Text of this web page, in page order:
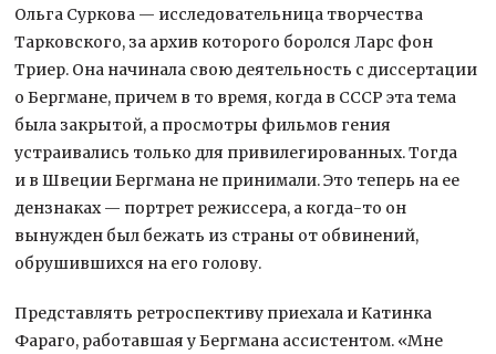
Ольга Суркова — исследовательница творчества
Тарковского, за архив которого боролся Ларс фон
Триер. Она начинала свою деятельность с диссертации
о Бергмане, причем в то время, когда в СССР эта тема
была закрытой, а просмотры фильмов гения
устраивались только для привилегированных. Тогда
и в Швеции Бергмана не принимали. Это теперь на ее
дензнаках — портрет режиссера, а когда-то он
вынужден был бежать из страны от обвинений,
обрушившихся на его голову.
Представлять ретроспективу приехала и Катинка
Фараго, работавшая у Бергмана ассистентом. «Мне